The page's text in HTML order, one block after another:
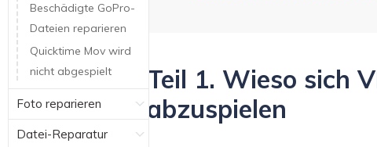
Teil 1. Wieso sich
abzuspielen
Beschädigte GoPro-
Dateien reparieren
Quicktime Mov wird
nicht abgespielt
Foto reparieren
Datei-Reparatur